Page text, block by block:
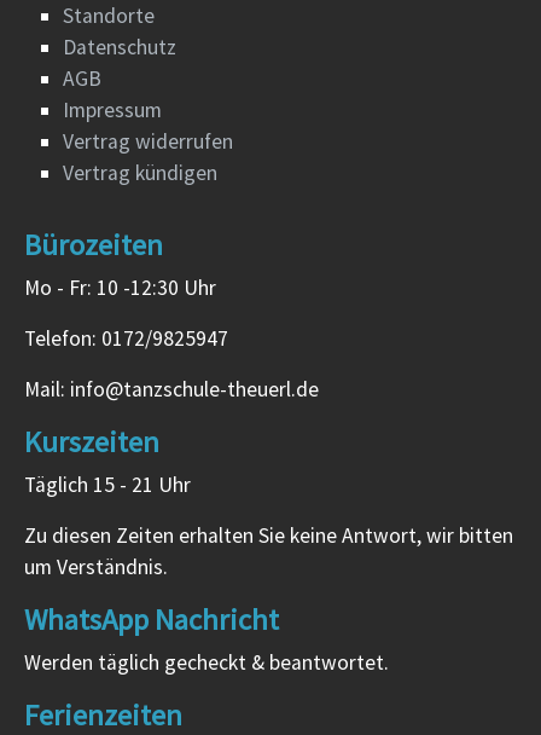
Standorte
Datenschutz
AGB
Impressum
Vertrag widerrufen
Vertrag kündigen
Bürozeiten
Mo - Fr: 10 -12:30 Uhr
Telefon: 0172/9825947
Mail: info@tanzschule-theuerl.de
Kurszeiten
Täglich 15 - 21 Uhr
Zu diesen Zeiten erhalten Sie keine Antwort, wir bitten
um Verständnis.
WhatsApp Nachricht
Werden täglich gecheckt & beantwortet.
Ferienzeiten